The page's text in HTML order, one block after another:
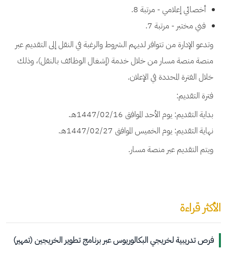
أخصائي إعلامي - مرتبة 8.
فني مختبر - مرتبة 7.
وتدعو الإدارة من تتوافر لديهم الشروط والرغبة في النقل إلى التقديم عبر
منصة منصة مسار من خلال خدمة (إشغال الوظائف بالنقل)، وذلك
خلال الفترة المحددة في الإعلان.
فترة التقديم:
بداية التقديم: يوم الأحد الموافق 1447/02/16هـ.
نهاية التقديم: يوم الخميس الموافق 1447/02/27هـ.
ويتم التقديم عبر منصة مسار.
الأكثر قراءة
فرص تدريبية لخريجي البكالوريوس عبر برنامج تطوير الخريجين (تمهير)